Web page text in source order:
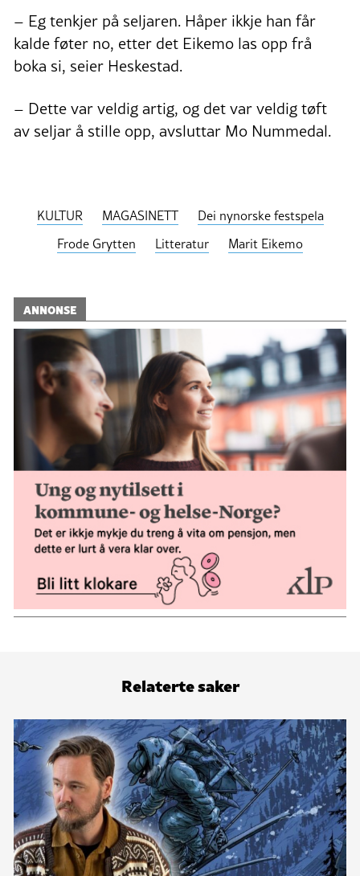
– Eg tenkjer på seljaren. Håper ikkje han får
kalde føter no, etter det Eikemo las opp frå
boka si, seier Heskestad.
– Dette var veldig artig, og det var veldig tøft
av seljar å stille opp, avsluttar Mo Nummedal.
KULTUR MAGASINETT
Dei nynorske festspela
Frode Grytten
Litteratur Marit Eikemo
ANNONSE
Relaterte saker